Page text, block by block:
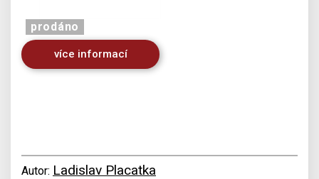
prodáno
více informací
Autor: Ladislav Placatka